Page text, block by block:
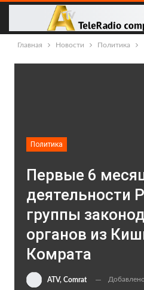
Главная Новости Политика
Политика
Первые 6
деятельности
группы
органов из
Комрата
ATV, Comrat Добавлено